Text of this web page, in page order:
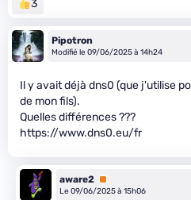
3
Pipotron
Modifié le 09/06/2025 à 14h24
Il y avait déjà dns0 (que j'utilise
de mon fils).
Quelles différences ???
https://www.dns0.eu/fr
aware2 Premium
Le 09/06/2025 à 15h06